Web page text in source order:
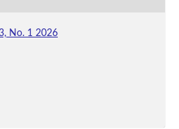
No. 1 2026